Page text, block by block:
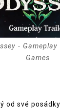
-
Games
od své